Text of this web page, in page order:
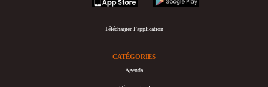
Télécharger l’application
CATÉGORIES
Agenda